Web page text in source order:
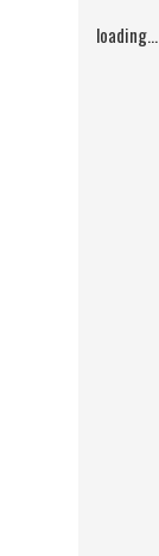
loading...